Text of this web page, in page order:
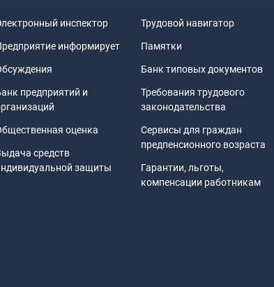
инспектор
информирует
предприятий и
оценка
средств
защиты
Трудовой навигатор
Памятки
Банк типовых документов
Требования трудового
законодательства
Сервисы для граждан
предпенсионного возраста
Гарантии, льготы,
компенсации работникам